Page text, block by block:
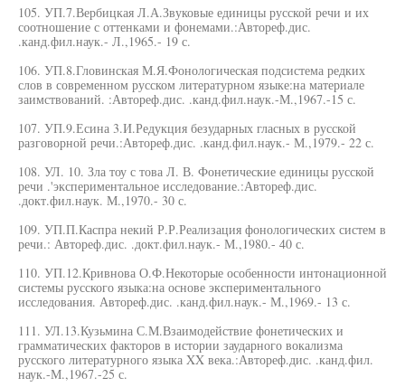
105. УП.7.Вербицкая Л.А.Звуковые единицы русской речи и их
соотношение с оттенками и фонемами.:Автореф.дис.
.канд.фил.наук.- Л.,1965.- 19 с.
106. УП.8.Гловинская М.Я.Фонологическая подсистема редких
слов в современном русском литературном языке:на материале
заимствований. :Автореф.дис. .канд.фил.наук.-М.,1967.-15 с.
107. УП.9.Есина 3.И.Редукция безударных гласных в русской
разговорной речи.:Автореф.дис. .канд.фил.наук.- М.,1979.- 22 с.
108. УЛ. 10. Зла тоу с това Л. В. Фонетические единицы русской
речи .'экспериментальное исследование.:Автореф.дис.
.докт.фил.наук. М.,1970.- 30 с.
109. УП.П.Каспра некий Р.Р.Реализация фонологических систем в
речи.: Автореф.дис. .докт.фил.наук.- М.,1980.- 40 с.
110. УП.12.Кривнова О.Ф.Некоторые особенности интонационной
системы русского языка:на основе экспериментального
исследования. Автореф.дис. .канд.фил.наук.- М.,1969.- 13 с.
111. УЛ.13.Кузьмина С.М.Взаимодействие фонетических и
грамматических факторов в истории заударного вокализма
русского литературного языка XX века.:Автореф.дис. .канд.фил.
наук.-М.,1967.-25 с.